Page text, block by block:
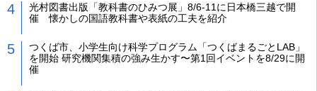
光村図書出版「教科書のひみつ展」8/6-11に日本橋三越で開
催 懐かしの国語教科書や表紙の工夫を紹介
つくば市、小学生向け科学プログラム「つくばまるごとLAB」
を開始 研究機関集積の強み生かす〜第1回イベントを8/29に開
催